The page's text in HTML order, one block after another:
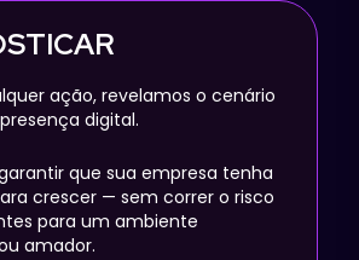
ação, revelamos o cenário
digital.
que sua empresa tenha
crescer — sem correr o risco
para um ambiente
amador.